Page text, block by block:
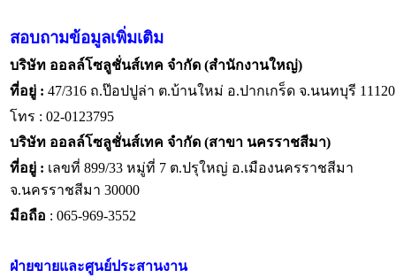
สอบถามข้อมูลเพิ่มเติม
บริษัท ออลล์โซลูชั่นส์เทค จำกัด (สำนักงานใหญ่)
ที่อยู่ : 47/316 ถ.ป๊อปปูล่า ต.บ้านใหม่ อ.ปากเกร็ด จ.นนทบุรี 11120
โทร : 02-0123795
บริษัท ออลล์โซลูชั่นส์เทค จำกัด (สาขา นครราชสีมา)
ที่อยู่ : เลขที่ 899/33 หมู่ที่ 7 ต.ปรุใหญ่ อ.เมืองนครราชสีมา
จ.นครราชสีมา 30000
มือถือ : 065-969-3552
ฝ่ายขายและศูนย์ประสานงาน